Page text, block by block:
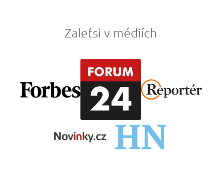
Zaleťsi v médiích